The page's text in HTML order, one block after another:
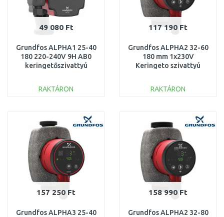
49 080 Ft
Grundfos ALPHA1 25-40
180 220-240V 9H AB0
keringetőszivattyú
RAKTÁRON
Összehasonlítás
117 190 Ft
Grundfos ALPHA2 32-60
180 mm 1x230V
Keringeto szivattyú
RAKTÁRON
157 250 Ft
Grundfos ALPHA3 25-40
158 990 Ft
Grundfos ALPHA2 32-80